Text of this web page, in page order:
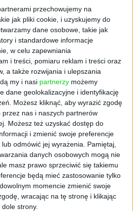
przechowujemy na
jak pliki cookie, i uzyskujemy do
dane osobowe, takie jak
i standardowe informacje
w celu zapewniania
i treści, pomiaru reklam i treści oraz
a także rozwijania i ulepszania
my i nasi partnerzy możemy
dane geolokalizacyjne i identyfikację
Możesz kliknąć, aby wyrazić zgodę
nas i naszych partnerów
Możesz też uzyskać dostęp do
i zmienić swoje preferencje
odmówić jej wyrażenia.
Pamiętaj,
danych osobowych mogą nie
masz prawo sprzeciwić się takiemu
będą mieć zastosowanie tylko
momencie zmienić swoje
wracając na tę stronę i klikając
strony.
Biznesu” –
poradnik dla
z partnerem 15.11.2022